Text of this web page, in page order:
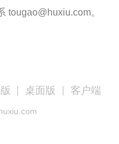
tougao@huxiu.com。
桌面版 客户端